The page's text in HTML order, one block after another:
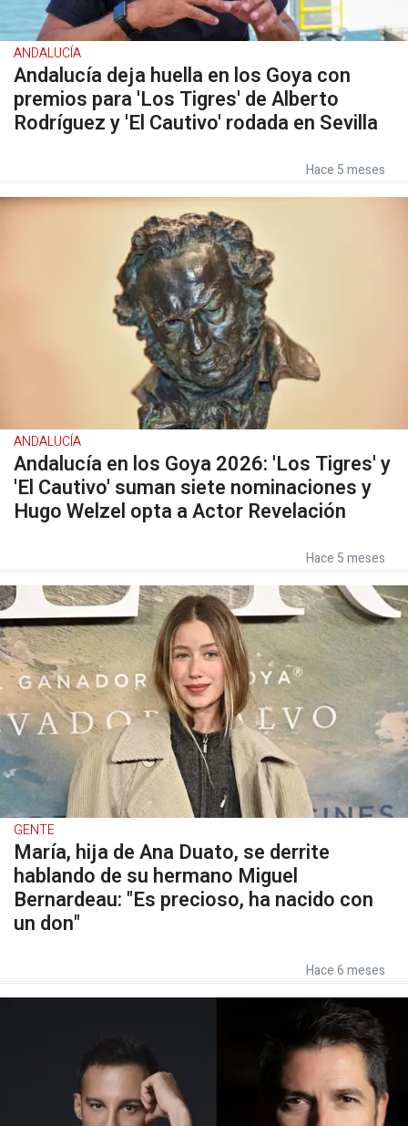
ANDALUCÍA
Andalucía deja huella en los Goya con
premios para 'Los Tigres' de Alberto
Rodríguez y 'El Cautivo' rodada en Sevilla
Hace 5 meses
ANDALUCÍA
Andalucía en los Goya 2026: 'Los Tigres' y
'El Cautivo' suman siete nominaciones y
Hugo Welzel opta a Actor Revelación
Hace 5 meses
GENTE
María, hija de Ana Duato, se derrite
hablando de su hermano Miguel
Bernardeau: "Es precioso, ha nacido con
un don"
Hace 6 meses